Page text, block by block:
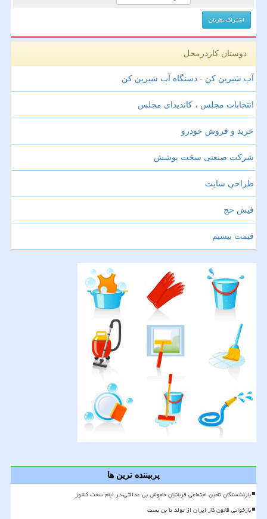
دوستان کاردرمحل
آب شیرین کن - دستگاه آب شیرین کن
انتخابات مجلس ، کاندیدای مجلس
خرید و فروش خودرو
شرکت صنعتی سخت پوشش
طراحی سایت
فیش حج
قیمت بیسیم
پربیننده ترین ها
بازنشستگان تأمین اجتماعی قربانیان خاموش بی عدالتی در ایام سخت کشور
بازخوانی قانون کار ایران از تولد تا بن بست